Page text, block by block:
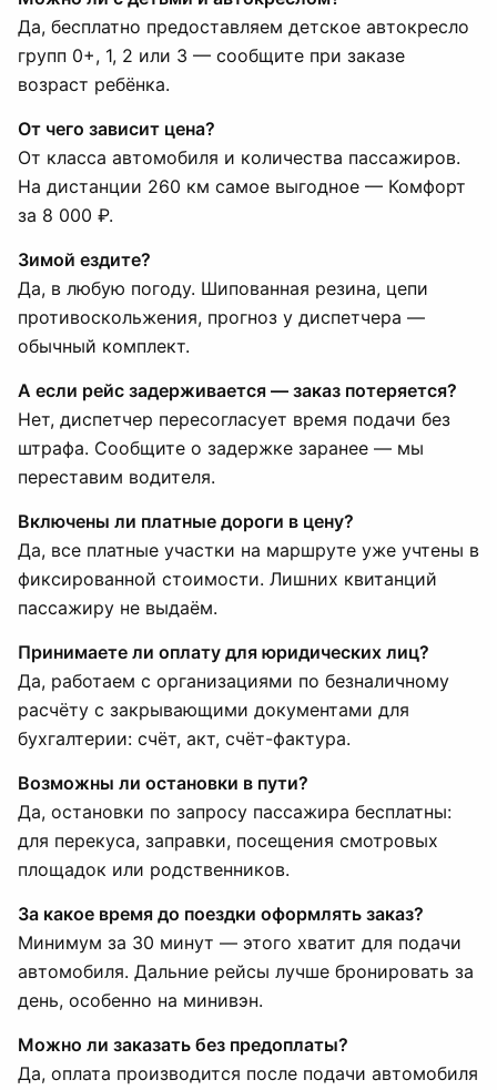
Да, бесплатно предоставляем детское автокресло
групп 0+, 1, 2 или 3 — сообщите при заказе
возраст ребёнка.
От чего зависит цена?
От класса автомобиля и количества пассажиров.
На дистанции 260 км самое выгодное — Комфорт
за 8 000 ₽.
Зимой ездите?
Да, в любую погоду. Шипованная резина, цепи
противоскольжения, прогноз у диспетчера —
обычный комплект.
А если рейс задерживается — заказ потеряется?
Нет, диспетчер пересогласует время подачи без
штрафа. Сообщите о задержке заранее — мы
переставим водителя.
Включены ли платные дороги в цену?
Да, все платные участки на маршруте уже учтены в
фиксированной стоимости. Лишних квитанций
пассажиру не выдаём.
Принимаете ли оплату для юридических лиц?
Да, работаем с организациями по безналичному
расчёту с закрывающими документами для
бухгалтерии: счёт, акт, счёт-фактура.
Возможны ли остановки в пути?
Да, остановки по запросу пассажира бесплатны:
для перекуса, заправки, посещения смотровых
площадок или родственников.
За какое время до поездки оформлять заказ?
Минимум за 30 минут — этого хватит для подачи
автомобиля. Дальние рейсы лучше бронировать за
день, особенно на минивэн.
Можно ли заказать без предоплаты?
Да, оплата производится после подачи автомобиля